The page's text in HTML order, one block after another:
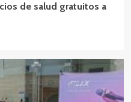
de salud gratuitos a